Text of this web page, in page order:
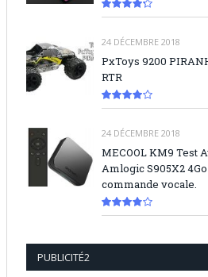
24 DÉCEMBRE 2018
PxToys 9200
RTR
24 DÉCEMBRE 2018
MECOOL KM9 Test
Amlogic S905X2 4Go
commande vocale.
PUBLICITÉ2